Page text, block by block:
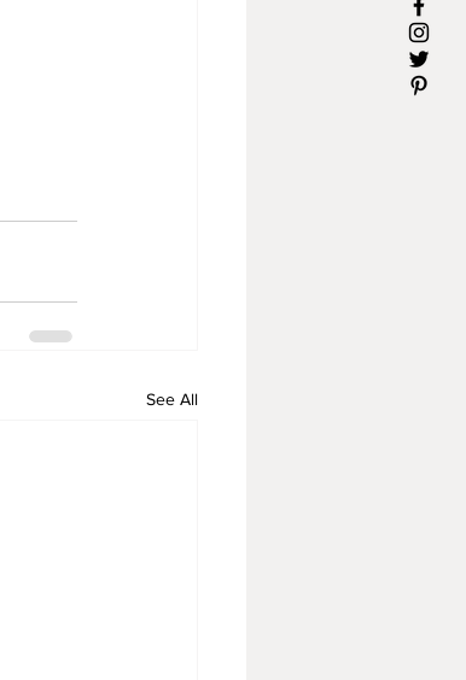
See All